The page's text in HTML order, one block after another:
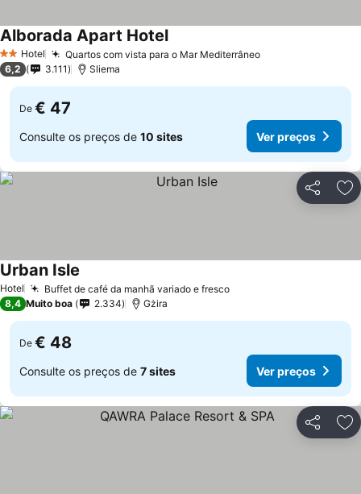
2 Estrelas
Hotel Quartos com vista para o Mar MediterrâneoVer preços
Alborada Apart HotelVer preços
6,2 3.111 Sliema
De € 47
Consulte os preços de 10 sites Ver preços
Partilhar
Hotel Buffet de café da manhã variado e frescoVer preços
Urban Isle
8,4 Muito boa 2.334 Gżira
De € 48
Consulte os preços de 7 sites Ver preços
Partilhar